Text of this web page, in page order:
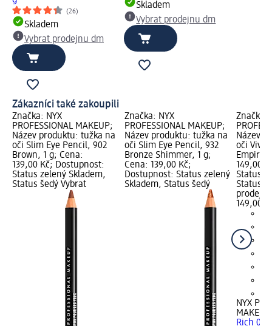
(26)
Skladem
Vybrat prodejnu dm
Skladem
Vybrat prodejnu dm
Zákazníci také zakoupili
Značka: NYX
PROFESSIONAL MAKEUP;
Název produktu: tužka na
oči Slim Eye Pencil, 902
Brown, 1 g; Cena:
139,00 Kč; Dostupnost:
Status zelený Skladem,
Status šedý Vybrat
Značka: NYX
PROFESSIONAL MAKEUP;
Název produktu: tužka na
oči Slim Eye Pencil, 932
Bronze Shimmer, 1 g;
Cena: 139,00 Kč;
Dostupnost: Status zelený
Skladem, Status šedý
Značka:
Název
oči Vivid
Empire,
149,00
Status
Status
149,00
NYX
MAKEUP
Rich 08